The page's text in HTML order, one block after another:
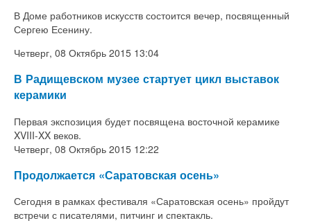
В Доме работников искусств состоится вечер, посвященный
Сергею Есенину.
Четверг, 08 Октябрь 2015 13:04
В Радищевском музее стартует цикл выставок
керамики
Первая экспозиция будет посвящена восточной керамике
XVIII-XX веков.
Четверг, 08 Октябрь 2015 12:22
Продолжается «Саратовская осень»
Сегодня в рамках фестиваля «Саратовская осень» пройдут
встречи с писателями, питчинг и спектакль.